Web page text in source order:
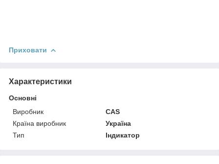
Приховати
Характеристики
Основні
Виробник
CAS
Країна виробник
Україна
Тип
Індикатор